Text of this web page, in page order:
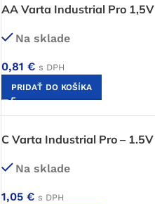
AA Varta Industrial Pro 1,5V
Na sklade
0,81 € s DPH
PRIDAŤ DO KOŠÍKA
C Varta Industrial Pro – 1.5V
Na sklade
1,05 € s DPH